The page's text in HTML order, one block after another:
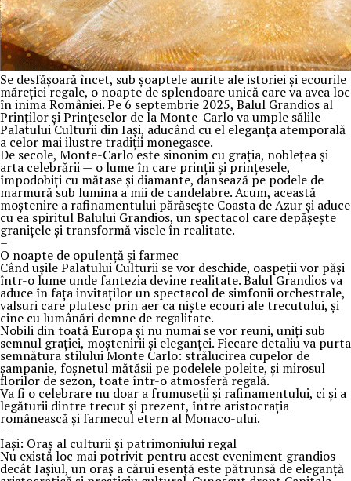
Se desfășoară încet, sub șoaptele aurite ale istoriei și ecourile
măreției regale, o noapte de splendoare unică care va avea loc
în inima României. Pe 6 septembrie 2025, Balul Grandios al
Prinților și Prințeselor de la Monte-Carlo va umple sălile
Palatului Culturii din Iași, aducând cu el eleganța atemporală
a celor mai ilustre tradiții monegasce.
De secole, Monte-Carlo este sinonim cu grația, noblețea și
arta celebrării — o lume în care prinții și prințesele,
împodobiți cu mătase și diamante, dansează pe podele de
marmură sub lumina a mii de candelabre. Acum, această
moștenire a rafinamentului părăsește Coasta de Azur și aduce
cu ea spiritul Balului Grandios, un spectacol care depășește
granițele și transformă visele în realitate.
–
O noapte de opulență și farmec
Când ușile Palatului Culturii se vor deschide, oaspeții vor păși
într-o lume unde fantezia devine realitate. Balul Grandios va
aduce în fața invitaților un spectacol de simfonii orchestrale,
valsuri care plutesc prin aer ca niște ecouri ale trecutului, și
cine cu lumânări demne de regalitate.
Nobili din toată Europa și nu numai se vor reuni, uniți sub
semnul grației, moștenirii și eleganței. Fiecare detaliu va purta
semnătura stilului Monte Carlo: strălucirea cupelor de
șampanie, foșnetul mătăsii pe podelele poleite, și mirosul
florilor de sezon, toate într-o atmosferă regală.
Va fi o celebrare nu doar a frumuseții și rafinamentului, ci și a
legăturii dintre trecut și prezent, între aristocrația
românească și farmecul etern al Monaco-ului.
–
Iași: Oraș al culturii și patrimoniului regal
Nu există loc mai potrivit pentru acest eveniment grandios
decât Iașiul, un oraș a cărui esență este pătrunsă de eleganță